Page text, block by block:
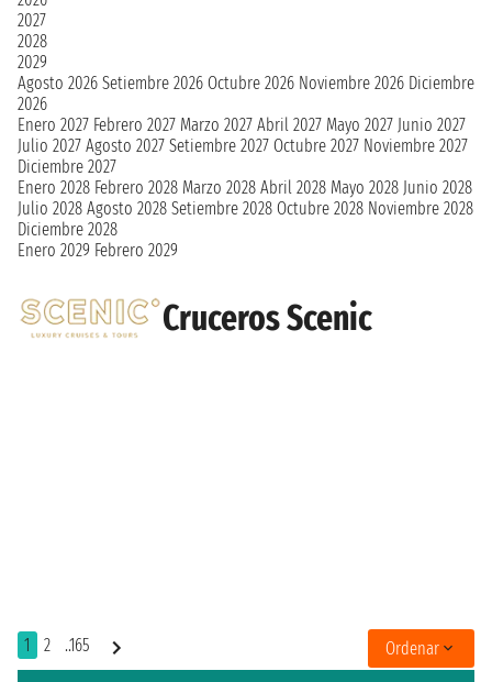
Cruceros Scenic
1 2 ..165 Ordenar
2027
2028
2029
Agosto 2026 Setiembre 2026 Octubre 2026 Noviembre 2026 Diciembre
2026
Enero 2027 Febrero 2027 Marzo 2027 Abril 2027 Mayo 2027 Junio 2027
Julio 2027 Agosto 2027 Setiembre 2027 Octubre 2027 Noviembre 2027
Diciembre 2027
Enero 2028 Febrero 2028 Marzo 2028 Abril 2028 Mayo 2028 Junio 2028
Julio 2028 Agosto 2028 Setiembre 2028 Octubre 2028 Noviembre 2028
Diciembre 2028
Enero 2029 Febrero 2029